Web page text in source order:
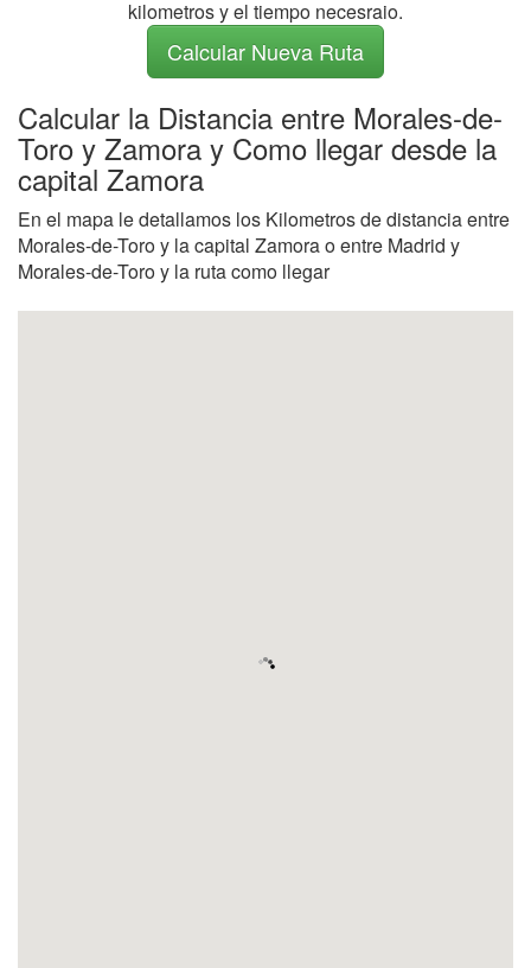
kilometros y el tiempo necesraio.
Calcular Nueva Ruta
Calcular la Distancia entre Morales-de-
Toro y Zamora y Como llegar desde la
capital Zamora
En el mapa le detallamos los Kilometros de distancia entre
Morales-de-Toro y la capital Zamora o entre Madrid y
Morales-de-Toro y la ruta como llegar